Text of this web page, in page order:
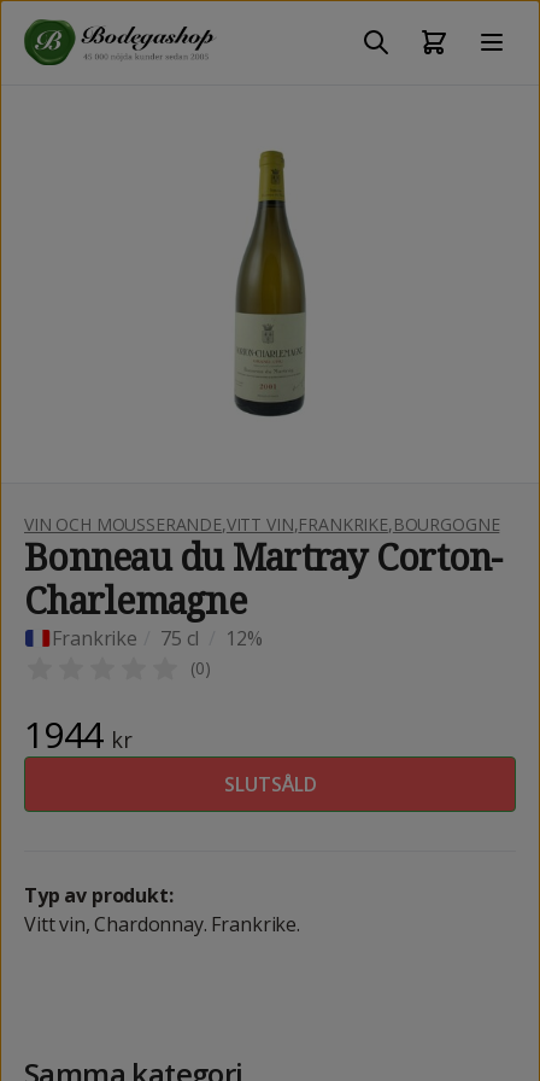
VIN OCH MOUSSERANDE,VITT VIN,FRANKRIKE,BOURGOGNE
Bonneau du Martray Corton-
Charlemagne
Frankrike 75 cl 12%
(0)
1944 kr
SLUTSÅLD
Typ av produkt:
Vitt vin, Chardonnay. Frankrike.